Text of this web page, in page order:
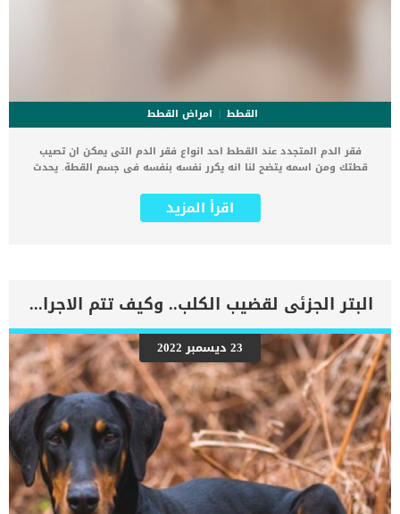
القطط
امراض القطط
فقر الدم المتجدد عند القطط احد انواع فقر الدم التى يمكن ان تصيب
قطتك ومن اسمه يتضح لنا انه يكرر نفسه بنفسه فى جسم القطة. يحدث
، على الرغم من حقيقة أن خلايا الدم الحمراء يتم إنتاجها في نخاع العظام.
يعتبر فقر الدم المتجدد عند القطط اقل انواع فقر الدم خطورة, فانه
فقر الدم المتجدد عند القطط لثة شاحبة ضعف ضربات قلب سريعة اكتئاب
النوم أكثر من المعتادضعف الشهية اللهاث المفرط ثقب في القلب اللثة
الصفراء اصفرار بياض العين ما هى العوامل الكامنة خلف فقر الدم
المتجدد عند قطتك ؟ تتنوع الاسباب الكامنة خلف هذه الاصابة على النحو
التالى: الطفيليات (الديدان) البراغيث جرح سرطان الادوية المضادة
للالتهابات (NSAIDS) ،فقر الدم الانحلالي ابتلاع المواد السامة الالتهابات
البكتيرية والفيروسية ضعف جهاز المناعةتشوهات خلايا الدم الحمراء اقرأ
ايضا: اضطرابات الدم عند القطط .. اسبابه وعلاجه تشخيص الطبيب البيطرى
لحالة القط توجه الى العيادة البيطرية ليخضع قطك الى الفحص الطبى […]
اقرأ المزيد
البتر الجزئى لقضيب الكلب.. وكيف تتم الاجراءات ؟
23 ديسمبر 2022